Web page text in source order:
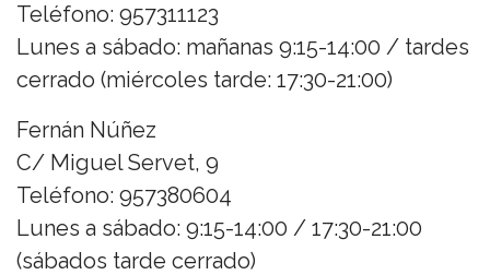
Teléfono: 957311123
Lunes a sábado: mañanas 9:15-14:00 / tardes
cerrado (miércoles tarde: 17:30-21:00)
Fernán Núñez
C/ Miguel Servet, 9
Teléfono: 957380604
Lunes a sábado: 9:15-14:00 / 17:30-21:00
(sábados tarde cerrado)